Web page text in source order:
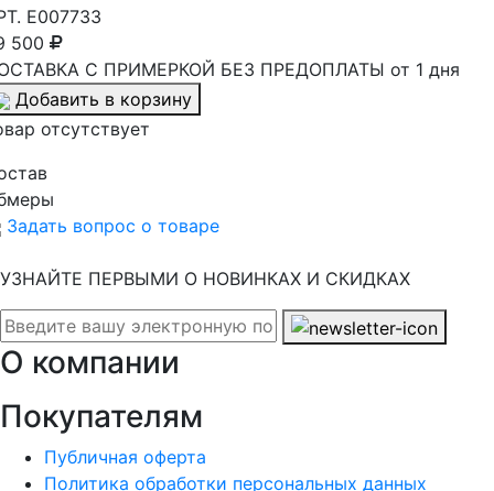
E007733
500
С ПРИМЕРКОЙ БЕЗ ПРЕДОПЛАТЫ от 1 дня
Добавить в корзину
отсутствует
Задать вопрос о товаре
УЗНАЙТЕ ПЕРВЫМИ О НОВИНКАХ И СКИДКАХ
О компании
Покупателям
Публичная оферта
Политика обработки персональных данных